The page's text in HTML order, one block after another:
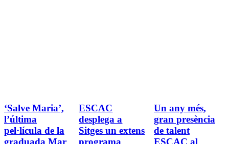
‘Salve Maria’,
l’última
pel·lícula de la
graduada Mar
ESCAC
desplega a
Sitges un extens
programa
Un any més,
gran presència
de talent
ESCAC al